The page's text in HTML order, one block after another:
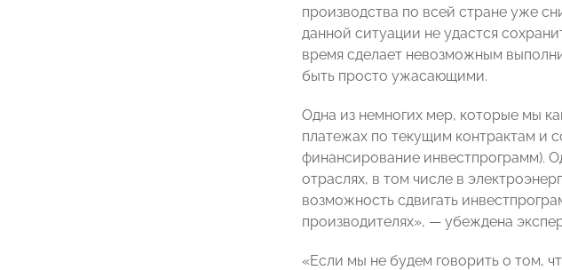
производства по всей стране уже
данной ситуации не удастся
время сделает невозможным
быть просто ужасающими.
Одна из немногих мер, которые мы
платежах по текущим контрактам и
финансирование инвестпрограмм).
отраслях, в том числе в
возможность сдвигать
производителях», — убеждена
«Если мы не будем говорить о том,